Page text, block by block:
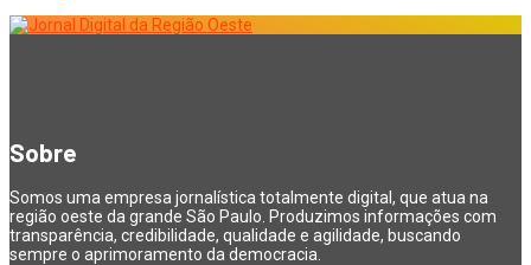
Sobre
Somos uma empresa jornalística totalmente digital, que atua na
região oeste da grande São Paulo. Produzimos informações com
transparência, credibilidade, qualidade e agilidade, buscando
sempre o aprimoramento da democracia.